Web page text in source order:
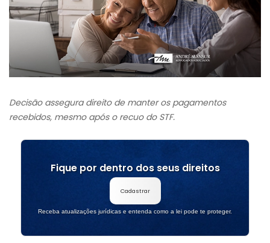
Decisão assegura direito de manter os pagamentos
recebidos, mesmo após o recuo do STF.
Fique por dentro dos seus direitos
Cadastrar
Receba atualizações jurídicas e entenda como a lei pode te proteger.